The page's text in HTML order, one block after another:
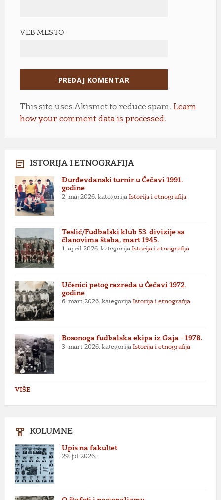
VEB MESTO
This site uses Akismet to reduce spam. Learn
how your comment data is processed.
ISTORIJA I ETNOGRAFIJA
Đurđevdanski turnir u Čečavi 1991.
godine
2. maj 2026. kategorija Istorija i etnografija
Teslić/Fudbalski klub 53. divizije sa
članovima štaba, mart 1945.
1. april 2026. kategorija Istorija i etnografija
Učenici petog razreda u Čečavi 1972.
godine
6. mart 2026. kategorija Istorija i etnografija
Bosonoga fudbalska ekipa iz Gaja – 1978.
3. mart 2026. kategorija Istorija i etnografija
VIŠE
KOLUMNE
Upis na fakultet
29. jul 2026.